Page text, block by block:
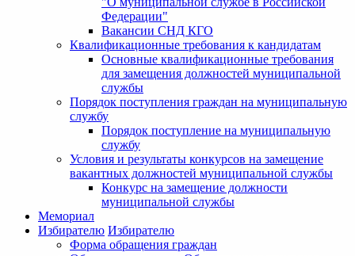
Федерации"
Вакансии СНД КГО
Квалификационные требования к кандидатам
Основные квалификационные требования
для замещения должностей муниципальной
службы
Порядок поступления граждан на муниципальную
службу
Порядок поступление на муниципальную
службу
Условия и результаты конкурсов на замещение
вакантных должностей муниципальной службы
Конкурс на замещение должности
муниципальной службы
Мемориал
Избирателю Избирателю
Форма обращения граждан